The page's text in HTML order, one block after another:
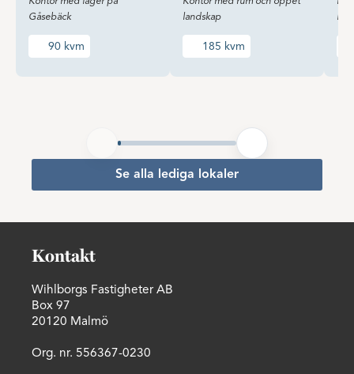
Gåsebäck
90 kvm
landskap
185 kvm
Se alla lediga lokaler
Kontakt
Wihlborgs Fastigheter AB
Box 97
20120 Malmö
Org. nr. 556367-0230